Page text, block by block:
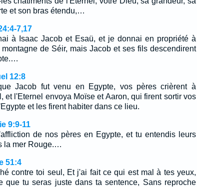
et son bras étendu,…
7,17
à Isaac Jacob et Esaü, et je donnai en propriété à
montagne de Séir, mais Jacob et ses fils descendirent
12:8
Jacob fut venu en Egypte, vos pères crièrent à
et l'Eternel envoya Moïse et Aaron, qui firent sortir vos
et les firent habiter dans ce lieu.
9:9-11
de nos pères en Egypte, et tu entendis leurs
la mer Rouge.…
51:4
contre toi seul, Et j'ai fait ce qui est mal à tes yeux,
que tu seras juste dans ta sentence, Sans reproche